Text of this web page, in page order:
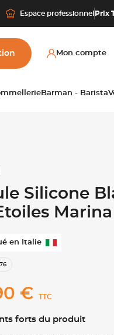
Espace professionnel Prix
Mon compte
Barman - Barista
Silicone
Marina
en Italie
€ TTC
forts du produit